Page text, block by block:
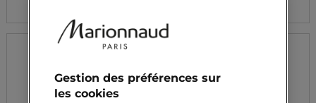
Gestion des préférences sur
les cookies